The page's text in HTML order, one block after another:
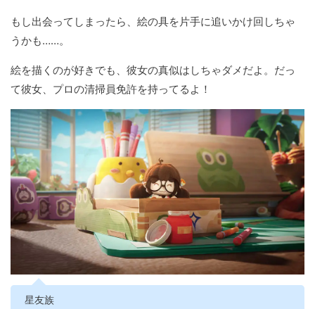
もし出会ってしまったら、絵の具を片手に追いかけ回しちゃ
うかも……。
絵を描くのが好きでも、彼女の真似はしちゃダメだよ。だっ
て彼女、プロの清掃員免許を持ってるよ！
星友族